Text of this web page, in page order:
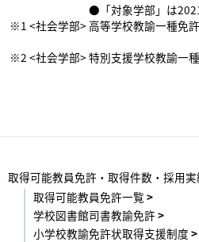
●「対象学部」は
※1 <社会学部> 高等学校教諭一種免
※2 <社会学部> 特別支援学校教諭一
取得可能教員免許・取得件数・採用実
取得可能教員免許一覧
学校図書館司書教諭免許
小学校教諭免許状取得支援制度